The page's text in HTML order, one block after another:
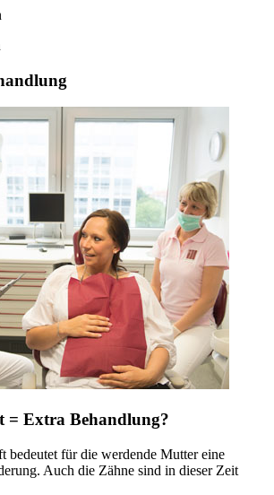
= Extra Behandlung?
bedeutet für die werdende Mutter eine
Auch die Zähne sind in dieser Zeit